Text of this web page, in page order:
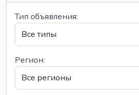
Тип объявления:
Регион: